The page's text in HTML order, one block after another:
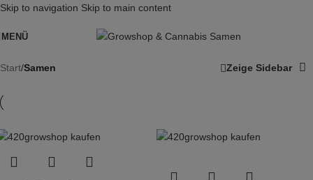
Skip to navigation Skip to main content
MENÜ
Start/Samen Zeige Sidebar